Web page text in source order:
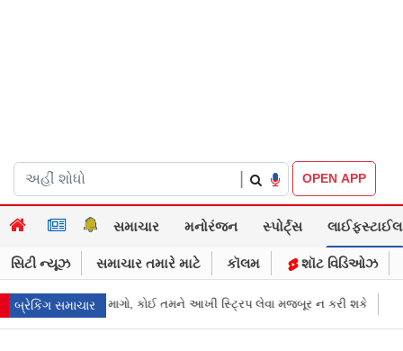
OPEN APP
સમાચાર મનોરંજન સ્પોર્ટ્સ લાઈફસ્ટાઈલ
સિટી ન્યૂઝ સમાચાર તમારે માટે કૉલમ શૉટ વિડિઓઝ
બ્રેકિંગ સમાચાર
સ્ટ્રિપ લેવા મજબૂર ન કરી શકે જાહેરખબરોથી લોકોને મિસગાઇડ